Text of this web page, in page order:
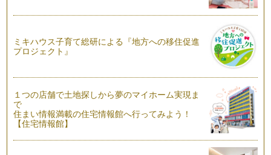
前回の続きです！ 子どもどうしのケンカを「人間関係を学ぶ
機会」「ココロを育てる機会」ととら…
子どもどうしのケンカについて、親の対応はいろいろ違いま
す。割って入って仲裁する、叱る、ほっ…
ママ友とのコミュニケーション
子どもが生まれると、子どもにまつわる人間関係が生まれま
す。公園で、児童館で、保育園・幼稚園…
ミキハウス子育て総研による『地方への移住促進
プロジェクト』
１つの店舗で土地探しから夢のマイホーム実現ま
で
住まい情報満載の住宅情報館へ行ってみよう！
【住宅情報館】